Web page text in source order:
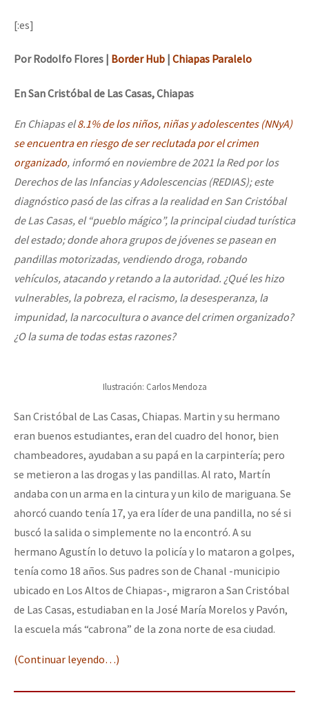
[:es]
Por Rodolfo Flores | Border Hub | Chiapas Paralelo
En San Cristóbal de Las Casas, Chiapas
En Chiapas el8.1% de los niños, niñas y adolescentes (NNyA)
se encuentra en riesgo de ser reclutada por el crimen
organizado, informó en noviembre de 2021 la Red por los
Derechos de las Infancias y Adolescencias (REDIAS); este
diagnóstico pasó de las cifras a la realidad en San Cristóbal
de Las Casas, el “pueblo mágico”, la principal ciudad turística
del estado; donde ahora grupos de jóvenes se pasean en
pandillas motorizadas, vendiendo droga, robando
vehículos, atacando y retando a la autoridad. ¿Qué les hizo
vulnerables, la pobreza, el racismo, la desesperanza, la
impunidad, la narcocultura o avance del crimen organizado?
¿O la suma de todas estas razones?
Ilustración: Carlos Mendoza
San Cristóbal de Las Casas, Chiapas. Martin y su hermano
eran buenos estudiantes, eran del cuadro del honor, bien
chambeadores, ayudaban a su papá en la carpintería; pero
se metieron a las drogas y las pandillas. Al rato, Martín
andaba con un arma en la cintura y un kilo de mariguana. Se
ahorcó cuando tenía 17, ya era líder de una pandilla, no sé si
buscó la salida o simplemente no la encontró. A su
hermano Agustín lo detuvo la policía y lo mataron a golpes,
tenía como 18 años. Sus padres son de Chanal -municipio
ubicado en Los Altos de Chiapas-, migraron a San Cristóbal
de Las Casas, estudiaban en la José María Morelos y Pavón,
la escuela más “cabrona” de la zona norte de esa ciudad.
(Continuar leyendo…)